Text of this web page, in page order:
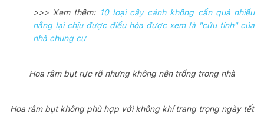
>>> Xem thêm: 10 loại cây cảnh không cần quá nhiều
nắng lại chịu được điều hòa được xem là "cứu tinh" của
nhà chung cư
Hoa râm bụt rực rỡ nhưng không nên trồng trong nhà
Hoa râm bụt không phù hợp với không khí trang trọng ngày tết